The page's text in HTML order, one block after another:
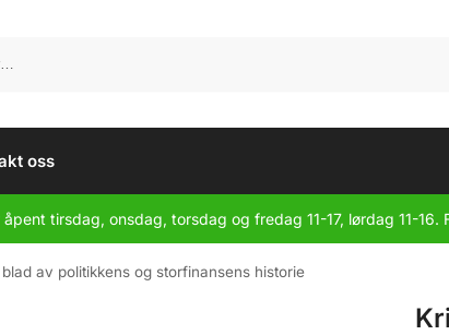
oss
tirsdag, onsdag, torsdag og fredag 11-17, lørdag 11-
av politikkens og storfinansens historie